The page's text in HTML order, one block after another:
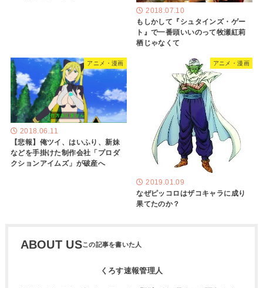
2018.07.10
もしかして『シュタインズ・ゲー
ト』で一番頭いいのって牧瀬紅莉
栖じゃなくて
アニメ・漫画
2018.06.11
【悲報】俺ツイ、はいふり、新妹
などを手掛けた制作会社「プロダ
クションアイムズ」が破産へ
アニメ・漫画
2019.01.09
なぜピッコロはザコキャラに成り
果てたのか？
ABOUT US
くろす速報管理人